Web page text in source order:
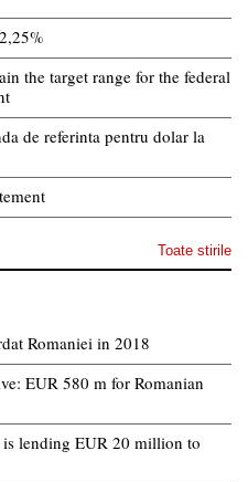
the target range for the federal
de referinta pentru dolar la
Toate stirile
Romaniei in 2018
EUR 580 m for Romanian
lending EUR 20 million to